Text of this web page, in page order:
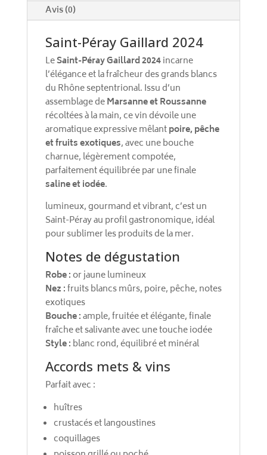
Avis (0)
Saint-Péray Gaillard 2024
LeSaint-Péray Gaillard 2024incarne
l’élégance et la fraîcheur des grands blancs
du Rhône septentrional. Issu d’un
assemblage deMarsanne et Roussanne
récoltées à la main, ce vin dévoile une
aromatique expressive mêlantpoire, pêche
et fruits exotiques, avec une bouche
charnue, légèrement compotée,
parfaitement équilibrée par une finale
saline et iodée.
lumineux, gourmand et vibrant, c’est un
Saint-Péray au profil gastronomique, idéal
pour sublimer les produits de la mer.
Notes de dégustation
Robe :or jaune lumineux
Nez :fruits blancs mûrs, poire, pêche, notes
exotiques
Bouche :ample, fruitée et élégante, finale
fraîche et salivante avec une touche iodée
Style : blanc rond, équilibré et minéral
Accords mets & vins
Parfait avec :
huîtres
crustacés et langoustines
coquillages